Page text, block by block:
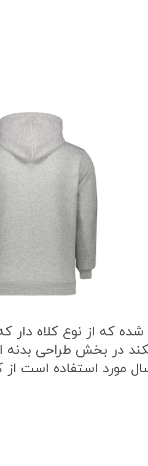
که از نوع کلاه دار
در بخش طراحی بدنه
مورد استفاده است